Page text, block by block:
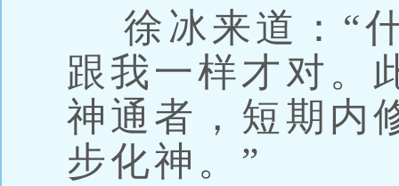
徐冰来道：“
跟我一样才对。
神通者，短期内
步化神。”